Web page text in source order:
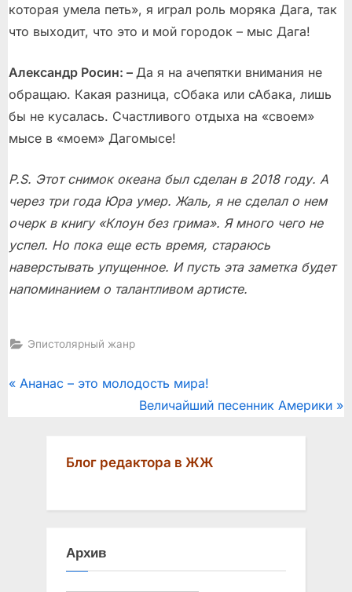
которая умела петь», я играл роль моряка Дага, так
что выходит, что это и мой городок – мыс Дага!
Александр Росин: – Да я на ачепятки внимания не
обращаю. Какая разница, сОбака или сАбака, лишь
бы не кусалась. Счастливого отдыха на «своем»
мысе в «моем» Дагомысе!
P.S. Этот снимок океана был сделан в 2018 году. А
через три года Юра умер. Жаль, я не сделал о нем
очерк в книгу «Клоун без грима». Я много чего не
успел. Но пока еще есть время, стараюсь
наверстывать упущенное. И пусть эта заметка будет
напоминанием о талантливом артисте.
Эпистолярный жанр
Post
P
Ананас – это молодость мира!
N
t
o
Величайший песенник Америки
Блог редактора в ЖЖ
Архив